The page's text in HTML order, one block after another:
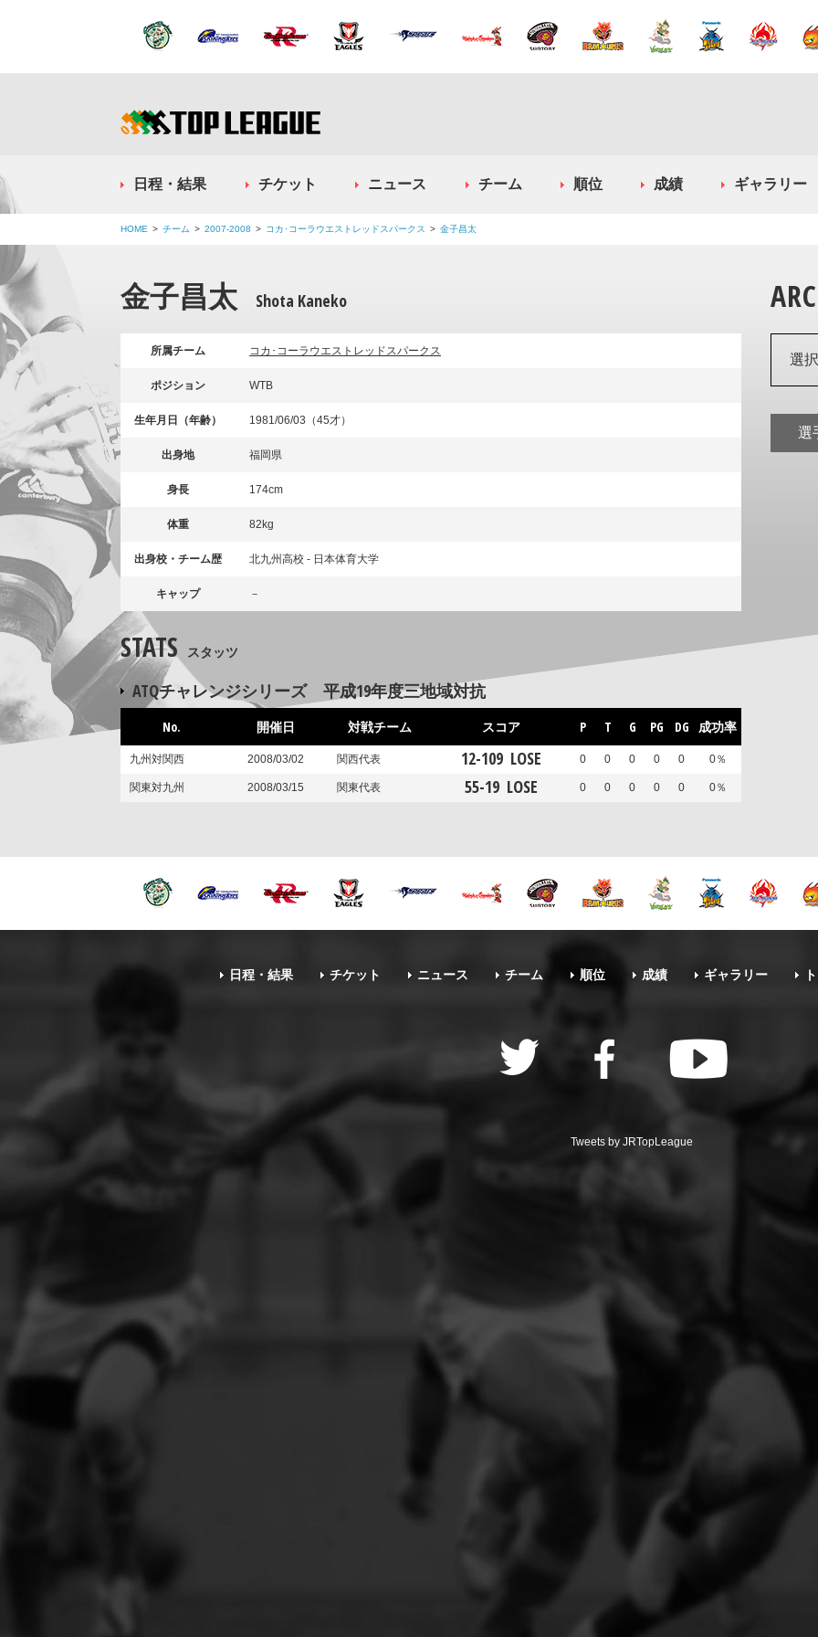
日程・結果 チケット ニュース チーム 順位 成績 ギャラリー
HOME チーム 2007-2008 コカ･コーラウエストレッドスパークス 金子昌太
金子昌太 Shota Kaneko
所属チーム コカ･コーラウエストレッドスパークス
ポジション WTB
生年月日（年齢） 1981/06/03（45才）
出身地 福岡県
身長 174cm
体重 82kg
出身校・チーム歴 北九州高校 - 日本体育大学
キャップ －
STATS スタッツ
ATQチャレンジシリーズ 平成19年度三地域対抗
No. 開催日 対戦チーム スコア P T G PG DG 成功率
九州対関西 2008/03/02 関西代表 12-109 LOSE 0 0 0 0 0 0％
関東対九州 2008/03/15 関東代表 55-19 LOSE 0 0 0 0 0 0％
選
選
日程・結果 チケット ニュース チーム 順位 成績 ギャラリー
Tweets by JRTopLeague